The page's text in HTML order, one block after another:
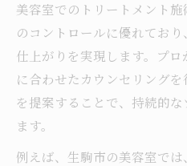
美容室でのトリートメント
のコントロールに優れてお
仕上がりを実現します。プ
に合わせたカウンセリング
を提案することで、持続的
ます。
例えば、生駒市の美容室で